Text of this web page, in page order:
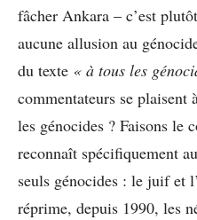
fâcher Ankara – c’est
aucune allusion au
du texte « à tous les
commentateurs se plaisent
les génocides ? Faisons le
reconnaît spécifiquement
seuls génocides : le juif et
réprime, depuis 1990, les